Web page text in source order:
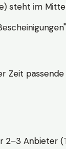
steht im
Zeit
Anbieter